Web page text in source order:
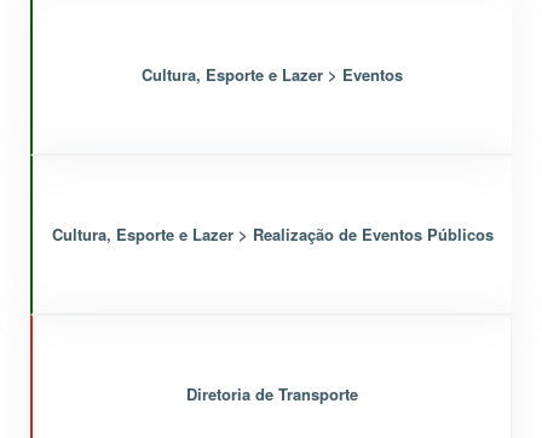
Cultura, Esporte e Lazer > Eventos
Cultura, Esporte e Lazer > Realização de Eventos Públicos
Diretoria de Transporte